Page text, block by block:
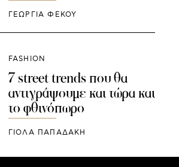
ΓΕΩΡΓΙΑ ΦΕΚΟΥ
FASHION
7 street trends που θα
αντιγράψουμε και τώρα και
το φθινόπωρο
ΓΙΌΛΑ ΠΑΠΑΔΆΚΗ